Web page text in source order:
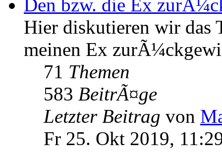
Den bzw. die Ex
Hier diskutieren wir das
meinen Ex
71 Themen
583 BeitrÃ¤ge
Letzter Beitrag von
Fr 25. Okt 2019,